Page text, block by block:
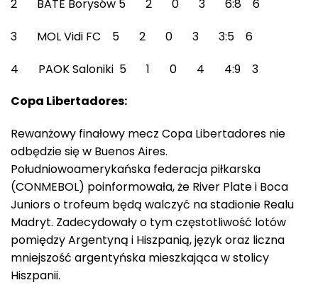
2 BATE Borysów 5 2 0 3 6:8 6
3 MOL Vidi FC 5 2 0 3 3:5 6
4 PAOK Saloniki 5 1 0 4 4:9 3
Copa Libertadores:
Rewanżowy finałowy mecz Copa Libertadores nie
odbędzie się w Buenos Aires.
Południowoamerykańska federacja piłkarska
(CONMEBOL) poinformowała, że River Plate i Boca
Juniors o trofeum będą walczyć na stadionie Realu
Madryt. Zadecydowały o tym częstotliwość lotów
pomiędzy Argentyną i Hiszpanią, język oraz liczna
mniejszość argentyńska mieszkająca w stolicy
Hiszpanii.